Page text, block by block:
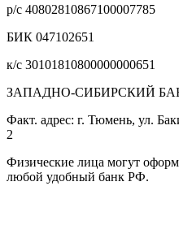
р/с 40802810867100007785
БИК 047102651
к/с 30101810800000000651
ЗАПАДНО-СИБИРСКИЙ
Факт. адрес: г. Тюмень, ул.
2
Физические лица могут
любой удобный банк РФ.